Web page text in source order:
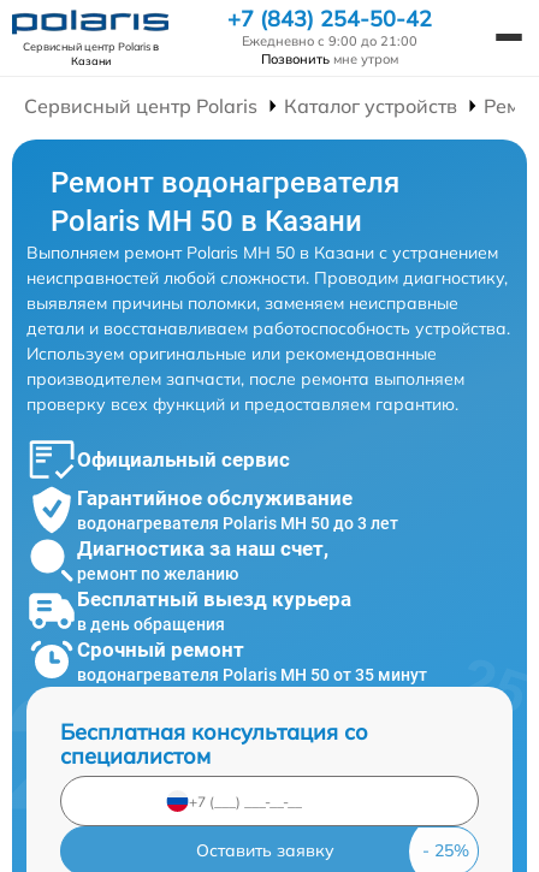
Сервисный центр Polarisв
Казани
+7 (843) 254-50-42
Ежедневно с 9:00 до 21:00
Позвонить мне утром
Сервисный центр Polaris Каталог устройств
Ремонт водонагревателя
Polaris MH 50 в Казани
Выполняем ремонт Polaris MH 50 в Казани с устранением
неисправностей любой сложности. Проводим диагностику,
выявляем причины поломки, заменяем неисправные
детали и восстанавливаем работоспособность устройства.
Используем оригинальные или рекомендованные
производителем запчасти, после ремонта выполняем
проверку всех функций и предоставляем гарантию.
Официальный сервис
Гарантийное обслуживание
водонагревателя Polaris MH 50 до 3 лет
Диагностика за наш счет,
ремонт по желанию
Бесплатный выезд курьера
в день обращения
Срочный ремонт
водонагревателя Polaris MH 50 от 35 минут
Бесплатная консультация со
специалистом
Оставить заявку